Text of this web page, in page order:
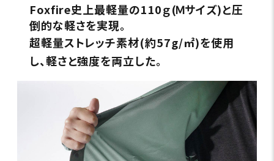
Foxfire史上最軽量の110ｇ(Ｍサイズ)と圧
倒的な軽さを実現。
超軽量ストレッチ素材(約57g/㎡)を使用
し、軽さと強度を両立した。